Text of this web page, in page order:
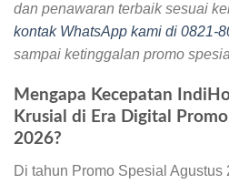
dan penawaran terbaik sesuai
kontak WhatsApp kami di 0821-
sampai ketinggalan promo
Mengapa Kecepatan
Krusial di Era Digital
2026?
Di tahun Promo Spesial Agustus